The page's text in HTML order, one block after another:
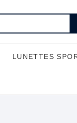
LUNETTES